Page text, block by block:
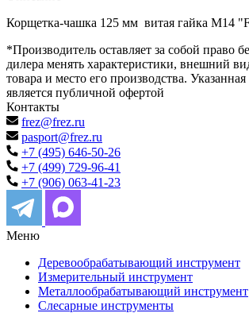
Корщетка-чашка 125 мм витая гайка М14
*Производитель оставляет за собой право
дилера менять характеристики, внешний
товара и место его производства.
является публичной офертой
Контакты
frez@frez.ru
pasport@frez.ru
+7 (495) 646-50-26
+7 (499) 729-96-41
+7 (906) 063-41-23
Меню
Деревообрабатывающий инструмент
Измерительный инструмент
Металлообрабатывающий инструмент
Слесарные инструменты